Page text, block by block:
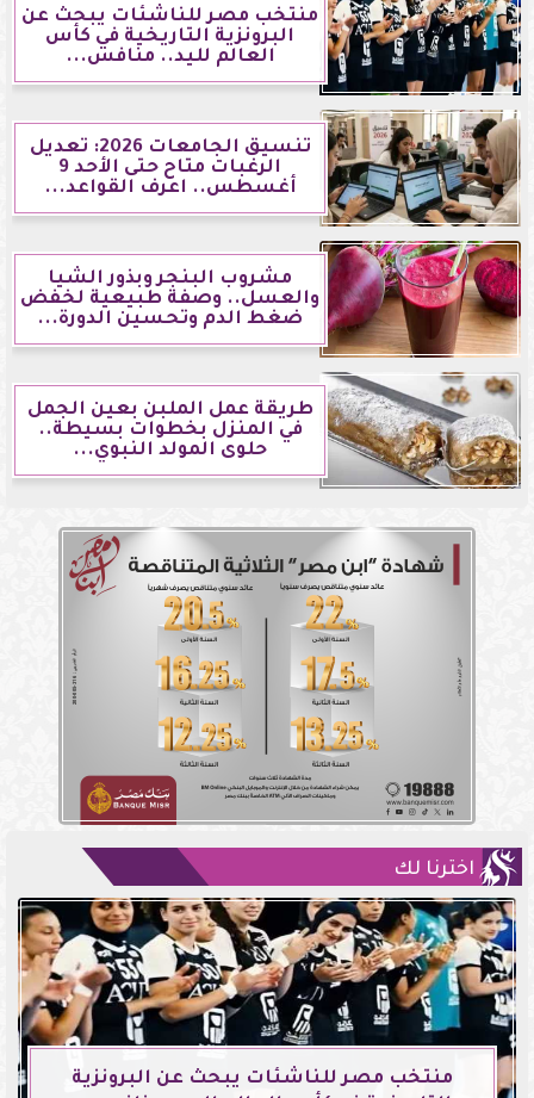
منتخب مصر للناشئات يبحث عن
البرونزية التاريخية في كأس
العالم لليد.. منافس...
تنسيق الجامعات 2026: تعديل
الرغبات متاح حتى الأحد 9
أغسطس.. اعرف القواعد...
مشروب البنجر وبذور الشيا
والعسل.. وصفة طبيعية لخفض
ضغط الدم وتحسين الدورة...
طريقة عمل الملبن بعين الجمل
في المنزل بخطوات بسيطة..
حلوى المولد النبوي...
اخترنا لك
منتخب مصر للناشئات يبحث عن البرونزية